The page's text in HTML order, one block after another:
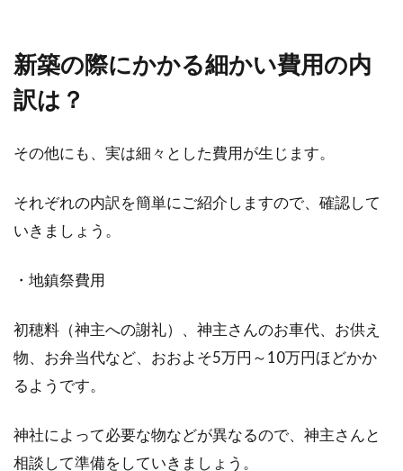
新築の際にかかる細かい費用の内
訳は？
その他にも、実は細々とした費用が生じます。
それぞれの内訳を簡単にご紹介しますので、確認して
いきましょう。
・地鎮祭費用
初穂料（神主への謝礼）、神主さんのお車代、お供え
物、お弁当代など、おおよそ5万円～10万円ほどかか
るようです。
神社によって必要な物などが異なるので、神主さんと
相談して準備をしていきましょう。